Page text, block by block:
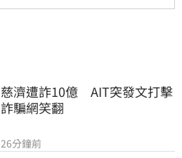
慈濟遭詐10億　AIT突發文打擊
詐騙網笑翻
26分鐘前